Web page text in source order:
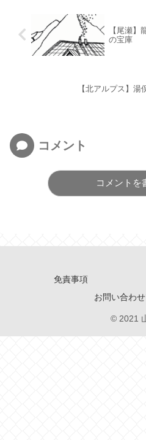
【尾瀬】
の宝庫
【北アルプス】湯
コメント
コメントを
免責事項
お問い合わ
© 2021